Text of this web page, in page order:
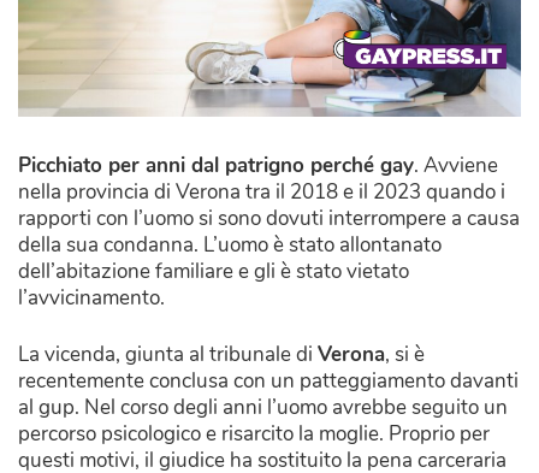
Picchiato per anni dal patrigno perché gay. Avviene
nella provincia di Verona tra il 2018 e il 2023 quando i
rapporti con l’uomo si sono dovuti interrompere a causa
della sua condanna. L’uomo è stato allontanato
dell’abitazione familiare e gli è stato vietato
l’avvicinamento.
La vicenda, giunta al tribunale di Verona, si è
recentemente conclusa con un patteggiamento davanti
al gup. Nel corso degli anni l’uomo avrebbe seguito un
percorso psicologico e risarcito la moglie. Proprio per
questi motivi, il giudice ha sostituito la pena carceraria